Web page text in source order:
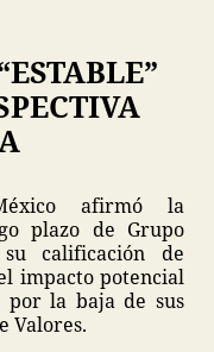
afirmó la
plazo de Grupo
calificación de
impacto potencial
la baja de sus
Valores.